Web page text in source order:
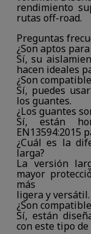
rendimiento
rutas off-road.
Preguntas
¿Son aptos
Sí, su
hacen ideales
¿Son
Sí, puedes
los guantes.
¿Los guantes
Sí, están
EN13594:2015
¿Cuál es la
larga?
La versión
mayor
más
ligera y versátil.
¿Son
Sí, están
con este tipo